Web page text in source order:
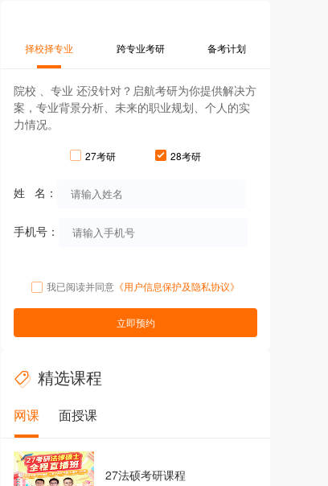
择校择专业 跨专业考研 备考计划
院校 、专业 还没针对？启航考研为你提供解决方
案，专业背景分析、未来的职业规划、个人的实
力情况。
27考研 28考研
姓 名：
手机号：
我已阅读并同意 《用户信息保护及隐私协议》
立即预约
精选课程
网课 面授课
27法硕考研课程